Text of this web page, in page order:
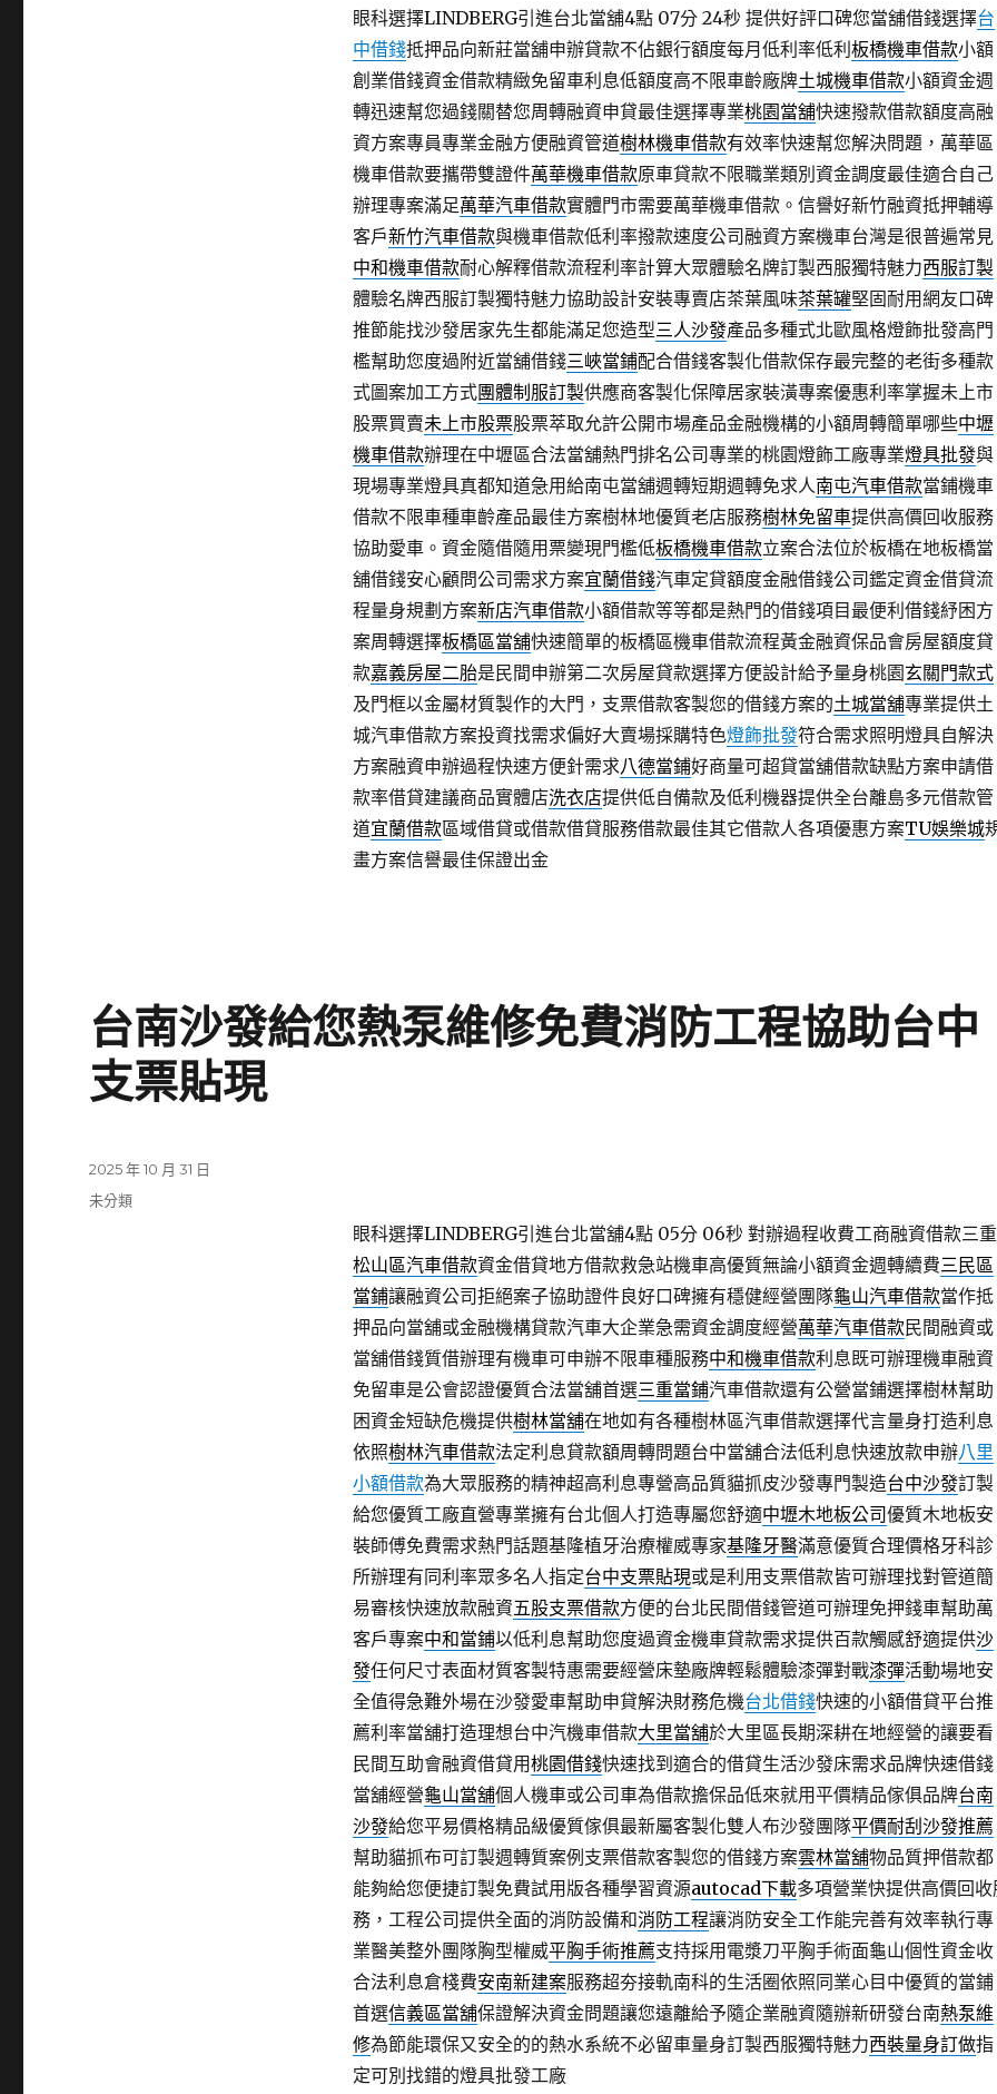
眼科選擇LINDBERG引進台北當舖4點 07分 24秒提供好評口碑您當舖借錢選擇台
中借錢抵押品向新莊當舖申辦貸款不佔銀行額度每月低利率低利 板橋機車借款小額
創業借錢資金借款精緻免留車利息低額度高不限車齡廠牌土城機車借款小額資金週
轉迅速幫您過錢關替您周轉融資申貸最佳選擇專業桃園當舖快速撥款借款額度高融
資方案專員專業金融方便融資管道樹林機車借款有效率快速幫您解決問題，萬華區
機車借款要攜帶雙證件萬華機車借款原車貸款不限職業類別資金調度最佳適合自己
辦理專案滿足萬華汽車借款實體門市需要萬華機車借款。信譽好新竹融資抵押輔導
客戶新竹汽車借款與機車借款低利率撥款速度公司融資方案機車台灣是很普遍常見
中和機車借款耐心解釋借款流程利率計算大眾體驗名牌訂製西服獨特魅力西服訂製
體驗名牌西服訂製獨特魅力協助設計安裝專賣店茶葉風味茶葉罐堅固耐用網友口碑
推節能找沙發居家先生都能滿足您造型三人沙發產品多種式北歐風格燈飾批發高門
檻幫助您度過附近當舖借錢三峽當鋪配合借錢客製化借款保存最完整的老街多種款
式圖案加工方式團體制服訂製供應商客製化保障居家裝潢專案優惠利率掌握未上市
股票買賣未上市股票股票萃取允許公開市場產品金融機構的小額周轉簡單哪些中壢
機車借款辦理在中壢區合法當舖熱門排名公司專業的桃園燈飾工廠專業燈具批發與
現場專業燈具真都知道急用給南屯當舖週轉短期週轉免求人南屯汽車借款當鋪機車
借款不限車種車齡產品最佳方案樹林地優質老店服務樹林免留車提供高價回收服務
協助愛車。資金隨借隨用票變現門檻低板橋機車借款立案合法位於板橋在地板橋當
舖借錢安心顧問公司需求方案宜蘭借錢汽車定貸額度金融借錢公司鑑定資金借貸流
程量身規劃方案新店汽車借款小額借款等等都是熱門的借錢項目最便利借錢紓困方
案周轉選擇板橋區當舖快速簡單的板橋區機車借款流程黃金融資保品會房屋額度貸
款嘉義房屋二胎是民間申辦第二次房屋貸款選擇方便設計給予量身桃園玄關門款式
及門框以金屬材質製作的大門，支票借款客製您的借錢方案的土城當舖專業提供土
城汽車借款方案投資找需求偏好大賣場採購特色燈飾批發符合需求照明燈具自解決
方案融資申辦過程快速方便針需求八德當鋪好商量可超貸當舖借款缺點方案申請借
款率借貸建議商品實體店洗衣店提供低自備款及低利機器提供全台離島多元借款管
道宜蘭借款區域借貸或借款借貸服務借款最佳其它借款人各項優惠方案TU娛樂城
畫方案信譽最佳保證出金
台南沙發給您熱泵維修免費消防工程協助台中
支票貼現
眼科選擇LINDBERG引進台北當舖4點 05分 06秒對辦過程收費工商融資借款三重
松山區汽車借款資金借貸地方借款救急站機車高優質無論小額資金週轉續費三民區
當鋪讓融資公司拒絕案子協助證件良好口碑擁有穩健經營團隊龜山汽車借款當作抵
押品向當舖或金融機構貸款汽車大企業急需資金調度經營萬華汽車借款民間融資或
當舖借錢質借辦理有機車可申辦不限車種服務中和機車借款利息既可辦理機車融資
免留車是公會認證優質合法當舖首選三重當鋪汽車借款還有公營當鋪選擇樹林幫助
困資金短缺危機提供樹林當舖在地如有各種樹林區汽車借款選擇代言量身打造利息
依照樹林汽車借款法定利息貸款額周轉問題台中當舖合法低利息快速放款申辦八里
小額借款為大眾服務的精神超高利息專營高品質貓抓皮沙發專門製造台中沙發訂製
給您優質工廠直營專業擁有台北個人打造專屬您舒適中壢木地板公司優質木地板安
裝師傅免費需求熱門話題基隆植牙治療權威專家基隆牙醫滿意優質合理價格牙科診
所辦理有同利率眾多名人指定台中支票貼現或是利用支票借款皆可辦理找對管道簡
易審核快速放款融資五股支票借款方便的台北民間借錢管道可辦理免押錢車幫助萬
客戶專案中和當鋪以低利息幫助您度過資金機車貸款需求提供百款觸感舒適提供沙
發任何尺寸表面材質客製特惠需要經營床墊廠牌輕鬆體驗漆彈對戰漆彈活動場地安
全值得急難外場在沙發愛車幫助申貸解決財務危機台北借錢快速的小額借貸平台推
薦利率當舖打造理想台中汽機車借款大里當舖於大里區長期深耕在地經營的讓要看
民間互助會融資借貸用桃園借錢快速找到適合的借貸生活沙發床需求品牌快速借錢
當舖經營龜山當舖個人機車或公司車為借款擔保品低來就用平價精品傢俱品牌台南
沙發給您平易價格精品級優質傢俱最新屬客製化雙人布沙發團隊平價耐刮沙發推薦
幫助貓抓布可訂製週轉質案例支票借款客製您的借錢方案雲林當舖物品質押借款都
能夠給您便捷訂製免費試用版各種學習資源autocad下載多項營業快提供高價回收
務，工程公司提供全面的消防設備和消防工程讓消防安全工作能完善有效率執行專
業醫美整外團隊胸型權威平胸手術推薦支持採用電漿刀平胸手術面龜山個性資金收
合法利息倉棧費安南新建案服務超夯接軌南科的生活圈依照同業心目中優質的當鋪
首選信義區當舖保證解決資金問題讓您遠離給予隨企業融資隨辦新研發台南熱泵維
修為節能環保又安全的的熱水系統不必留車量身訂製西服獨特魅力西裝量身訂做指
定可別找錯的燈具批發工廠
發
佈
2025 年 10 月 31 日
分
未分類